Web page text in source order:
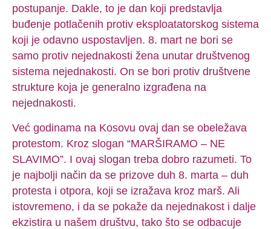
postupanje. Dakle, to je dan koji predstavlja
buđenje potlačenih protiv eksploatatorskog sistema
koji je odavno uspostavljen. 8. mart ne bori se
samo protiv nejednakosti žena unutar društvenog
sistema nejednakosti. On se bori protiv društvene
strukture koja je generalno izgrađena na
nejednakosti.
Već godinama na Kosovu ovaj dan se obeležava
protestom. Kroz slogan “MARŠIRAMO – NE
SLAVIMO”. I ovaj slogan treba dobro razumeti. To
je najbolji način da se prizove duh 8. marta – duh
protesta i otpora, koji se izražava kroz marš. Ali
istovremeno, i da se pokaže da nejednakost i dalje
ekzistira u našem društvu, tako što se odbacuje